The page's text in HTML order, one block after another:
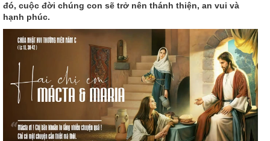
đó, cuộc đời chúng con sẽ trở nên thánh thiện, an vui và
hạnh phúc.